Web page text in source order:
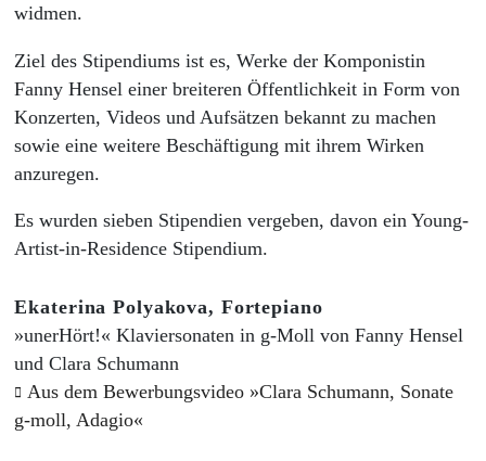
widmen.
Ziel des Stipendiums ist es, Werke der Komponistin
Fanny Hensel einer breiteren Öffentlichkeit in Form von
Konzerten, Videos und Aufsätzen bekannt zu machen
sowie eine weitere Beschäftigung mit ihrem Wirken
anzuregen.
Es wurden sieben Stipendien vergeben, davon ein Young-
Artist-in-Residence Stipendium.
Ekaterina Polyakova, Fortepiano
»unerHört!« Klaviersonaten in g-Moll von Fanny Hensel
und Clara Schumann
Aus dem Bewerbungsvideo »Clara Schumann, Sonate
g-moll, Adagio«